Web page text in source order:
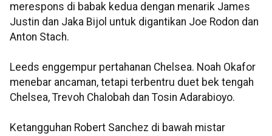
merespons di babak kedua dengan menarik James
Justin dan Jaka Bijol untuk digantikan Joe Rodon dan
Anton Stach.
Leeds enggempur pertahanan Chelsea. Noah Okafor
menebar ancaman, tetapi terbentru duet bek tengah
Chelsea, Trevoh Chalobah dan Tosin Adarabioyo.
Ketangguhan Robert Sanchez di bawah mistar